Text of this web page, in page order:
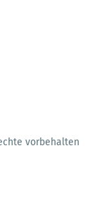
vorbehalten